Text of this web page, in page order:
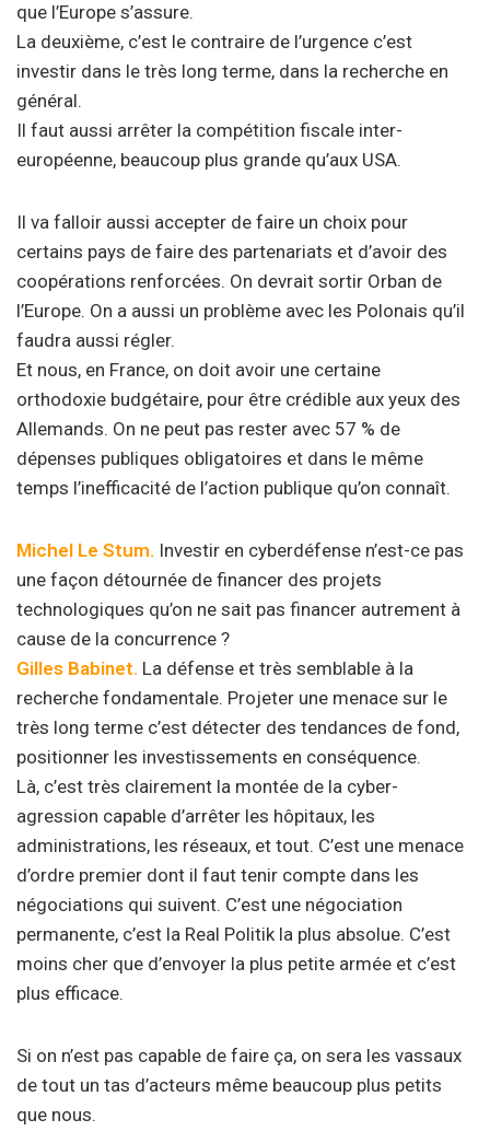
que l’Europe s’assure.
La deuxième, c’est le contraire de l’urgence c’est
investir dans le très long terme, dans la recherche en
général.
Il faut aussi arrêter la compétition fiscale inter-
européenne, beaucoup plus grande qu’aux USA.
Il va falloir aussi accepter de faire un choix pour
certains pays de faire des partenariats et d’avoir des
coopérations renforcées. On devrait sortir Orban de
l’Europe. On a aussi un problème avec les Polonais qu’il
faudra aussi régler.
Et nous, en France, on doit avoir une certaine
orthodoxie budgétaire, pour être crédible aux yeux des
Allemands. On ne peut pas rester avec 57 % de
dépenses publiques obligatoires et dans le même
temps l’inefficacité de l’action publique qu’on connaît.
Michel Le Stum. Investir en cyberdéfense n’est-ce pas
une façon détournée de financer des projets
technologiques qu’on ne sait pas financer autrement à
cause de la concurrence ?
Gilles Babinet. La défense et très semblable à la
recherche fondamentale. Projeter une menace sur le
très long terme c’est détecter des tendances de fond,
positionner les investissements en conséquence.
Là, c’est très clairement la montée de la cyber-
agression capable d’arrêter les hôpitaux, les
administrations, les réseaux, et tout. C’est une menace
d’ordre premier dont il faut tenir compte dans les
négociations qui suivent. C’est une négociation
permanente, c’est la Real Politik la plus absolue. C’est
moins cher que d’envoyer la plus petite armée et c’est
plus efficace.
Si on n’est pas capable de faire ça, on sera les vassaux
de tout un tas d’acteurs même beaucoup plus petits
que nous.